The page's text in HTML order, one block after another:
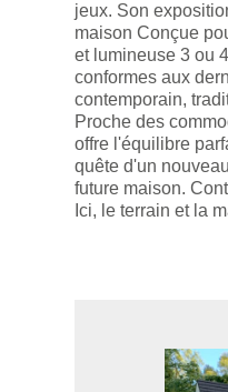
jeux. Son
maison Conçue
et lumineuse 3 ou
conformes aux
contemporain,
Proche des
offre l'équilibre
quête d'un
future maison.
Ici, le terrain et la